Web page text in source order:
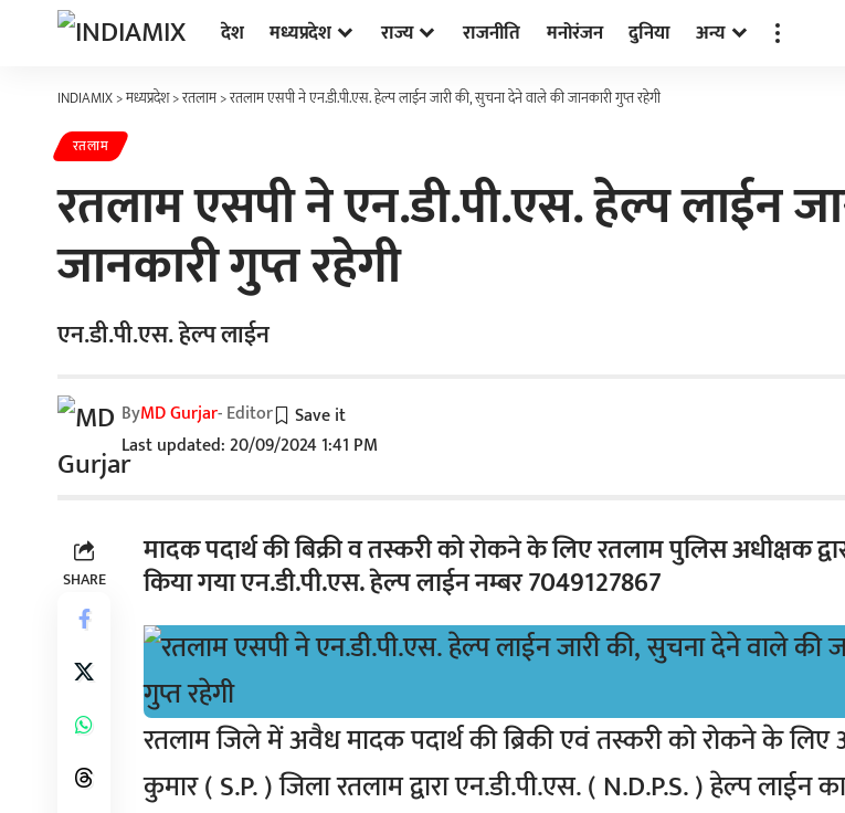
देश मध्यप्रदेश राज्य राजनीति मनोरंजन दुनिया अन्य
INDIAMIX>मध्यप्रदेश>रतलाम>रतलाम एसपी ने एन.डी.पी.एस. हेल्प लाईन जारी की, सुचना देने वाले की जानकारी गुप्त रहेगी
रतलाम
रतलाम एसपी ने एन.डी.पी.एस. हेल्प लाईन
जानकारी गुप्त रहेगी
एन.डी.पी.एस. हेल्प लाईन
Last updated: 20/09/2024 1:41 PM
ByMD Gurjar- Editor
SHARE
मादक पदार्थ की बिक्री व तस्करी को रोकने के लिए रतलाम पुलिस अधीक्षक
किया गया एन.डी.पी.एस. हेल्प लाईन नम्बर 7049127867
रतलाम जिले में अवैध मादक पदार्थ की ब्रिकी एवं तस्करी को रोकने के लिए
कुमार ( S.P. ) जिला रतलाम द्वारा एन.डी.पी.एस. ( N.D.P.S. ) हेल्प लाईन